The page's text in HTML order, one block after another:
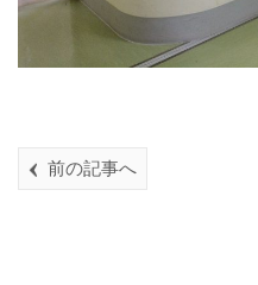
前の記事へ